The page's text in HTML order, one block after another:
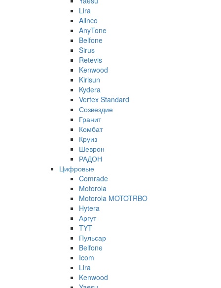
Lira
Alinco
AnyTone
Belfone
Sirus
Retevis
Kenwood
Kirisun
Kydera
Vertex Standard
Созвездие
Гранит
Комбат
Круиз
Шеврон
РАДОН
Цифровые
Comrade
Motorola
Motorola MOTOTRBO
Hytera
Аргут
TYT
Пульсар
Belfone
Icom
Lira
Kenwood